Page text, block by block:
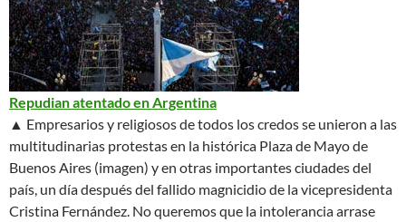
Repudian atentado en Argentina
▲ Empresarios y religiosos de todos los credos se unieron a las
multitudinarias protestas en la histórica Plaza de Mayo de
Buenos Aires (imagen) y en otras importantes ciudades del
país, un día después del fallido magnicidio de la vicepresidenta
Cristina Fernández. No queremos que la intolerancia arrase